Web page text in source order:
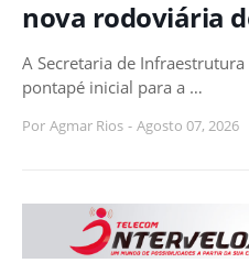
nova rodoviária
A Secretaria de
pontapé inicial para a …
Por Agmar Rios - Agosto 07, 2026